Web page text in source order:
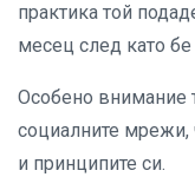
практика той
месец след като бе
Особено внимание
социалните
и принципите си.